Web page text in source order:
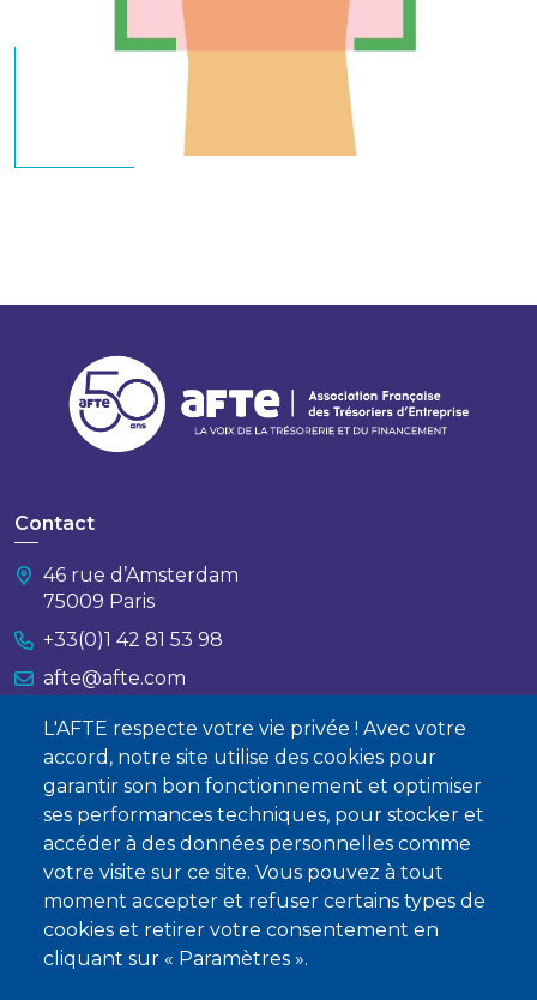
L'AFTE respecte votre vie privée ! Avec votre
accord, notre site utilise des cookies pour
garantir son bon fonctionnement et optimiser
ses performances techniques, pour stocker et
accéder à des données personnelles comme
votre visite sur ce site. Vous pouvez à tout
moment accepter et refuser certains types de
cookies et retirer votre consentement en
cliquant sur « Paramètres ».
Contact
46 rue d’Amsterdam
75009 Paris
+33(0)1 42 81 53 98
afte@afte.com
Nous contacter
À propos
Qui sommes-nous ?
Devenir membre